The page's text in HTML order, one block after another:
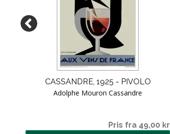
CASSANDRE, 1925 - PIVOLO
Adolphe Mouron Cassandre
Pris fra 49,00 kr